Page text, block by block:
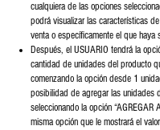
cualquiera de las opciones
podrá visualizar las características
venta o específicamente el que haya
Después, el USUARIO tendrá la
cantidad de unidades del producto
comenzando la opción desde 1
posibilidad de agregar las unidades
seleccionando la opción “AGREGAR
misma opción que le mostrará el